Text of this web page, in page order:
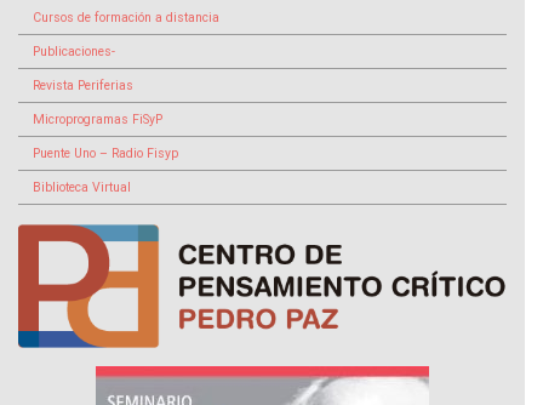
Cursos de formación a distancia
Publicaciones-
Revista Periferias
Microprogramas FiSyP
Puente Uno – Radio Fisyp
Biblioteca Virtual